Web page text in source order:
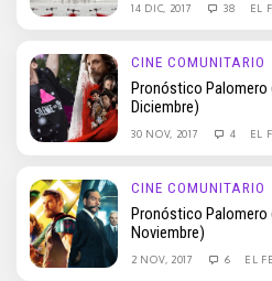
14 DIC, 2017 38 EL
CINE COMUNITARIO
Pronóstico Palomero
Diciembre)
30 NOV, 2017 4 EL
CINE COMUNITARIO
Pronóstico Palomero
Noviembre)
2 NOV, 2017 6 EL